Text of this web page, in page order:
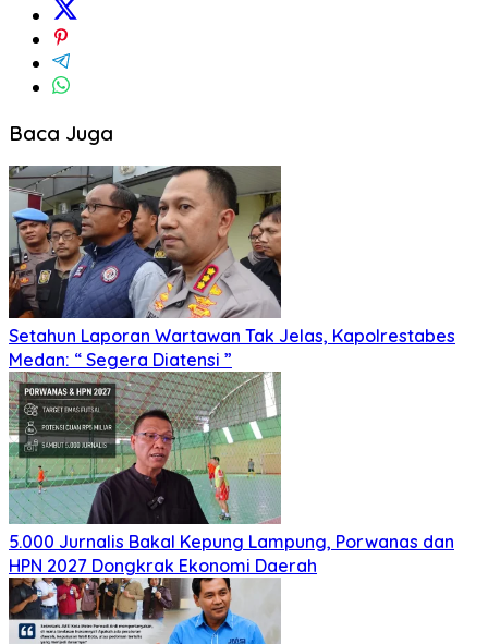
Baca Juga
Setahun Laporan Wartawan Tak Jelas, Kapolrestabes
Medan: “ Segera Diatensi ”
5.000 Jurnalis Bakal Kepung Lampung, Porwanas dan
HPN 2027 Dongkrak Ekonomi Daerah